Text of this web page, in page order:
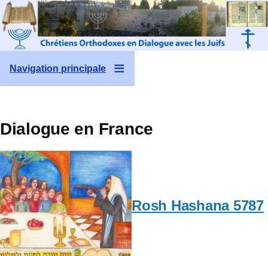
Aller au contenu principal
Navigation principale
Dialogue en France
Rosh Hashana 5787